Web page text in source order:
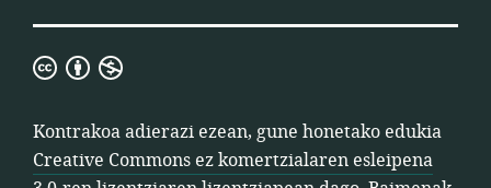
Creative
komertzialaren
esleipena
Kontrakoa adierazi ezean, gune honetako edukia
Creative Commons ez komertzialaren esleipena